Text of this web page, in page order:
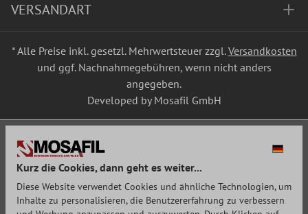
VERSANDART
* Alle Preise inkl. gesetzl. Mehrwertsteuer zzgl.Versandkosten
und ggf. Nachnahmegebühren, wenn nicht anders
angegeben.
Developed by Mosafil GmbH
Kurz die Cookies, dann geht es weiter...
Diese Website verwendet Cookies und ähnliche Technologien, um
Inhalte zu personalisieren, die Benutzererfahrung zu verbessern